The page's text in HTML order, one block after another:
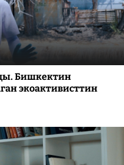
Бишкектин
экоактивисттин